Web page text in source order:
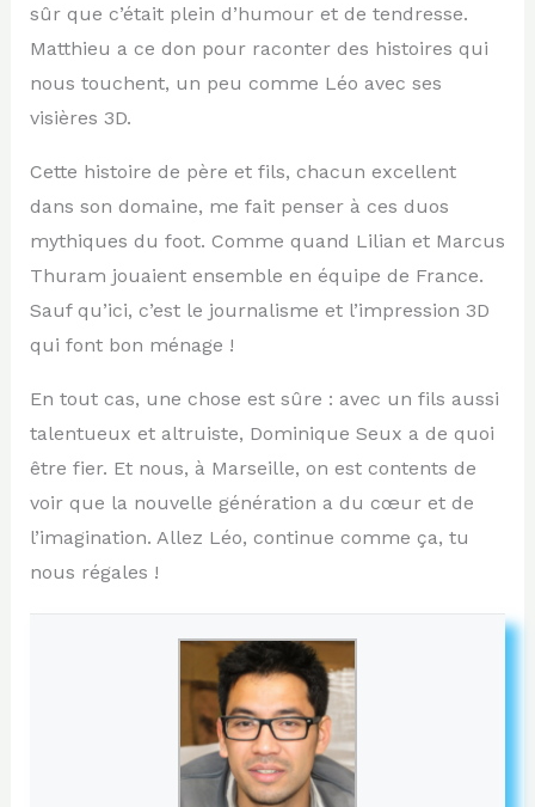
sûr que c’était plein d’humour et de tendresse.
Matthieu a ce don pour raconter des histoires qui
nous touchent, un peu comme Léo avec ses
visières 3D.
Cette histoire de père et fils, chacun excellent
dans son domaine, me fait penser à ces duos
mythiques du foot. Comme quand Lilian et Marcus
Thuram jouaient ensemble en équipe de France.
Sauf qu’ici, c’est le journalisme et l’impression 3D
qui font bon ménage !
En tout cas, une chose est sûre : avec un fils aussi
talentueux et altruiste, Dominique Seux a de quoi
être fier. Et nous, à Marseille, on est contents de
voir que la nouvelle génération a du cœur et de
l’imagination. Allez Léo, continue comme ça, tu
nous régales !